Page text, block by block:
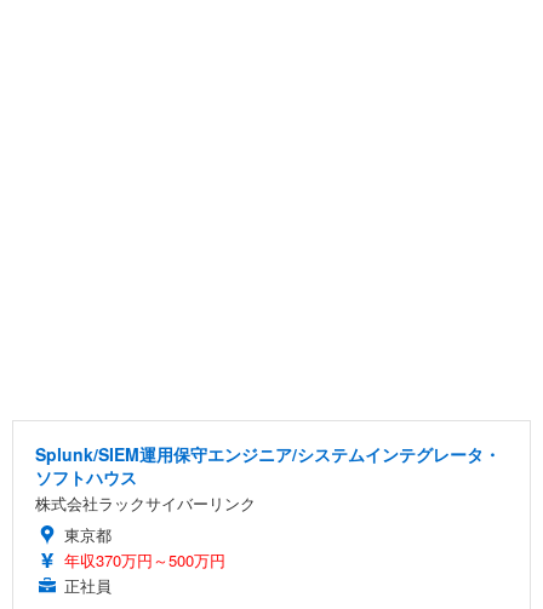
Splunk/SIEM運用保守エンジニア/システムインテグレータ・
ソフトハウス
株式会社ラックサイバーリンク
東京都
年収370万円～500万円
正社員